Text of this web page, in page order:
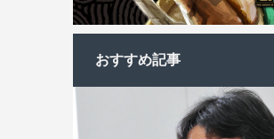
おすすめ記事